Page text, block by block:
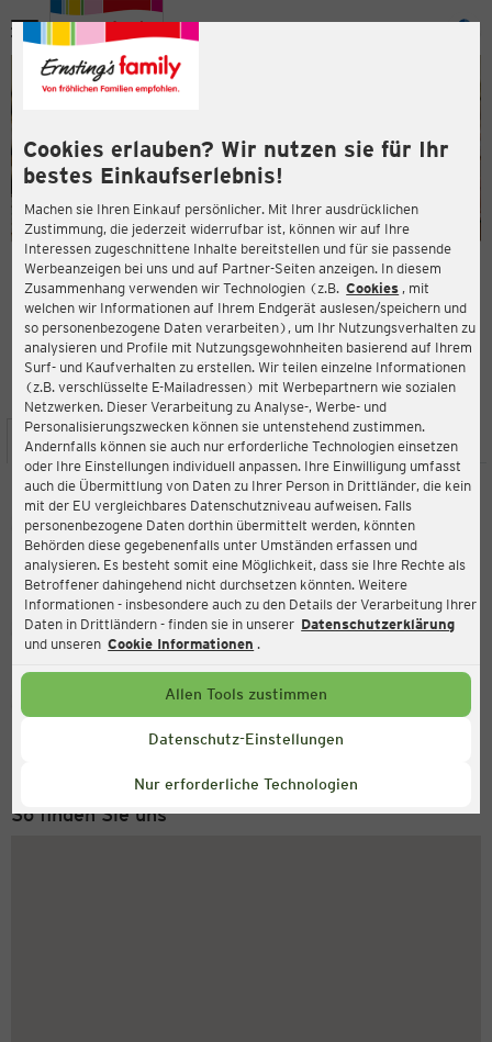
Cookies erlauben? Wir nutzen sie für Ihr
bestes Einkaufserlebnis!
Machen sie Ihren Einkauf persönlicher. Mit Ihrer ausdrücklichen
Zustimmung, die jederzeit widerrufbar ist, können wir auf Ihre
Interessen zugeschnittene Inhalte bereitstellen und für sie passende
Werbeanzeigen bei uns und auf Partner-Seiten anzeigen. In diesem
Zusammenhang verwenden wir Technologien (z.B. Cookies , mit
welchen wir Informationen auf Ihrem Endgerät auslesen/speichern und
so personenbezogene Daten verarbeiten), um Ihr Nutzungsverhalten zu
analysieren und Profile mit Nutzungsgewohnheiten basierend auf Ihrem
Surf- und Kaufverhalten zu erstellen. Wir teilen einzelne Informationen
(z.B. verschlüsselte E-Mailadressen) mit Werbepartnern wie sozialen
Netzwerken. Dieser Verarbeitung zu Analyse-, Werbe- und
Personalisierungszwecken können sie untenstehend zustimmen.
Andernfalls können sie auch nur erforderliche Technologien einsetzen
oder Ihre Einstellungen individuell anpassen. Ihre Einwilligung umfasst
auch die Übermittlung von Daten zu Ihrer Person in Drittländer, die kein
mit der EU vergleichbares Datenschutzniveau aufweisen. Falls
personenbezogene Daten dorthin übermittelt werden, könnten
Behörden diese gegebenenfalls unter Umständen erfassen und
analysieren. Es besteht somit eine Möglichkeit, dass sie Ihre Rechte als
Betroffener dahingehend nicht durchsetzen könnten. Weitere
Informationen - insbesondere auch zu den Details der Verarbeitung Ihrer
Daten in Drittländern - finden sie in unserer Datenschutzerklärung
und unseren Cookie Informationen .
Allen Tools zustimmen
Datenschutz-Einstellungen
Nur erforderliche Technologien
Menü
ERNSTING'S FAMILY FILIALE
Grotestraat 39
5801 BE Venray
4,7
Bewertung:
STANDORT SERVICES SORTIMENT AKTIONEN
Ernsting's family
Grotestraat 39, 5801 BE Venray
Aktuell:
Geschlossen
Service Hotline
+49 (0) 2546 / 98 999 98
So finden Sie uns